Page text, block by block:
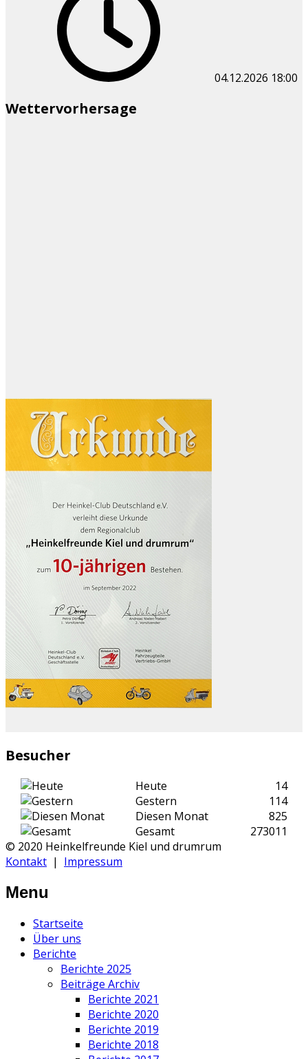
04.12.2026 18:00
Wettervorhersage
Besucher
Heute
14
Gestern
114
Diesen Monat
825
Gesamt
273011
© 2020 Heinkelfreunde Kiel und drumrum
Kontakt | Impressum
Menu
Startseite
Über uns
Berichte
Berichte 2025
Beiträge Archiv
Berichte 2021
Berichte 2020
Berichte 2019
Berichte 2018